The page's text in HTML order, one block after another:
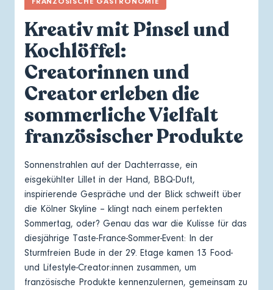
Kreativ mit Pinsel und
Kochlöffel:
Creatorinnen und
Creator erleben die
sommerliche Vielfalt
französischer Produkte
Sonnenstrahlen auf der Dachterrasse, ein
eisgekühlter Lillet in der Hand, BBQ-Duft,
inspirierende Gespräche und der Blick schweift über
die Kölner Skyline – klingt nach einem perfekten
Sommertag, oder? Genau das war die Kulisse für das
diesjährige Taste-France-Sommer-Event: In der
Sturmfreien Bude in der 29. Etage kamen 13 Food-
und Lifestyle-Creator:innen zusammen, um
französische Produkte kennenzulernen, gemeinsam zu